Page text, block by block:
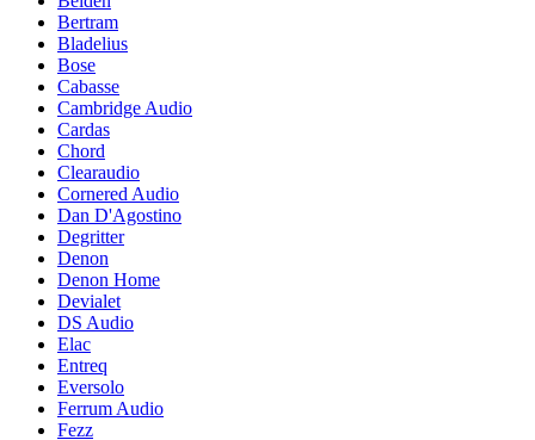
Bertram
Bladelius
Bose
Cabasse
Cambridge Audio
Cardas
Chord
Clearaudio
Cornered Audio
Dan D'Agostino
Degritter
Denon
Denon Home
Devialet
DS Audio
Elac
Entreq
Eversolo
Ferrum Audio
Fezz